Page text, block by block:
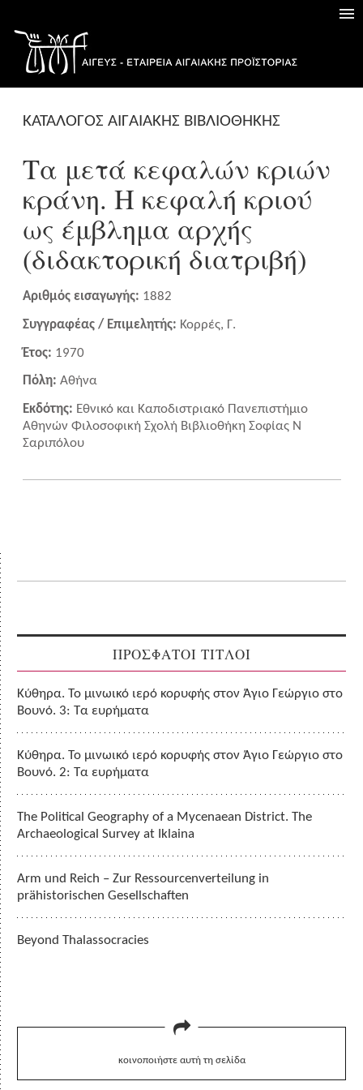
ΚΑΤΑΛΟΓΟΣ ΑΙΓΑΙΑΚΗΣ ΒΙΒΛΙΟΘΗΚΗΣ
Τα μετά κεφαλών κριών
κράνη. Η κεφαλή κριού
ως έμβλημα αρχής
(διδακτορική διατριβή)
Αριθμός εισαγωγής: 1882
Συγγραφέας / Επιμελητής: Κορρές, Γ.
Έτος: 1970
Πόλη: Αθήνα
Εκδότης: Εθνικό και Καποδιστριακό Πανεπιστήμιο
Αθηνών Φιλοσοφική Σχολή Βιβλιοθήκη Σοφίας Ν
Σαριπόλου
ΠΡΟΣΦΑΤΟΙ ΤΙΤΛΟΙ
Κύθηρα. Το μινωικό ιερό κορυφής στον Άγιο Γεώργιο στο
Βουνό. 3: Τα ευρήματα
Κύθηρα. Το μινωικό ιερό κορυφής στον Άγιο Γεώργιο στο
Βουνό. 2: Τα ευρήματα
The Political Geography of a Mycenaean District. The
Archaeological Survey at Iklaina
Arm und Reich – Zur Ressourcenverteilung in
prähistorischen Gesellschaften
Beyond Thalassocracies
κοινοποιήστε αυτή τη σελίδα